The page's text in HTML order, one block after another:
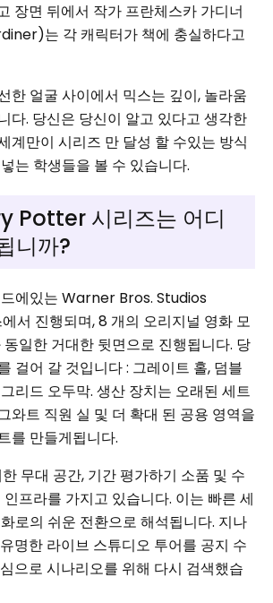
장면 뒤에서 작가 프란체스카 가디너
는 각 캐릭터가 책에 충실하다고
한 얼굴 사이에서 믹스는 깊이, 놀라움
다. 당신은 당신이 알고 있다고 생각한
계만이 시리즈 만 달성 할 수있는 방식
는 학생들을 볼 수 있습니다.
Potter 시리즈는 어디
니까?
에있는 Warner Bros. Studios
서 진행되며, 8 개의 오리지널 영화 모
일한 거대한 뒷면으로 진행됩니다. 당
걸어 갈 것입니다 : 그레이트 홀, 덤블
리드 오두막. 생산 장치는 오래된 세트
와트 직원 실 및 더 확대 된 공용 영역을
를 만들게됩니다.
무대 공간, 기간 평가하기 소품 및 수
프라를 가지고 있습니다. 이는 빠른 세
로의 쉬운 전환으로 해석됩니다. 지나
명한 라이브 스튜디오 투어를 공지 수
으로 시나리오를 위해 다시 검색했습